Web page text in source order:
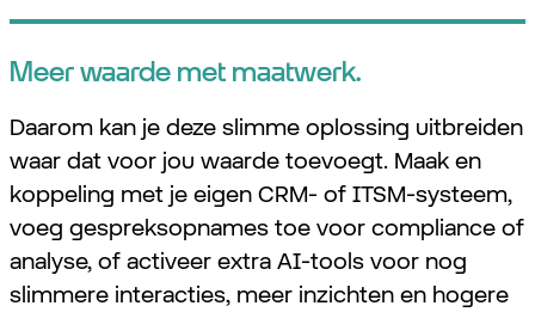
Meer waarde met maatwerk.
Daarom kan je deze slimme oplossing uitbreiden
waar dat voor jou waarde toevoegt. Maak en
koppeling met je eigen CRM- of ITSM-systeem,
voeg gespreksopnames toe voor compliance of
analyse, of activeer extra AI-tools voor nog
slimmere interacties, meer inzichten en hogere